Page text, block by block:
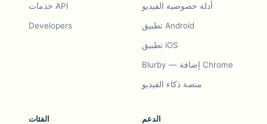
خدمات API
Developers
أدلة خصوصية الفيديو
تطبيق Android
تطبيق iOS
Blurby — إضافة Chrome
منصة ذكاء الفيديو
الفئات الدعم